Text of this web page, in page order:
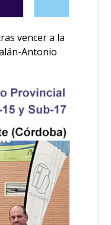
vencer a la
Antonio